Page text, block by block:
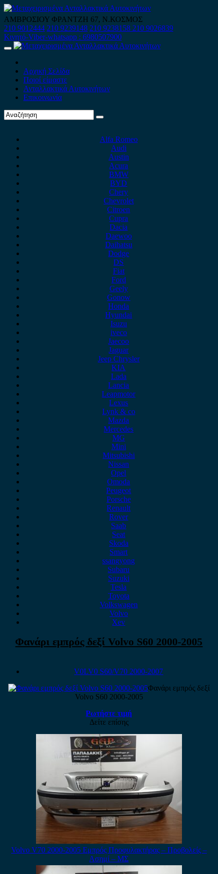
Skip
to
content
ΑΜΒΡΟΣΙΟΥ ΦΡΑΝΤΖΗ 67, Ν.ΚΟΣΜΟΣ
210 9012444 210 9239148 210 9238158 210 9026839
Κινητό-Viber-whatsapp : 6980507900
Primary
Αρχική Σελίδα
Ποιοί είμαστε
Ανταλλακτικά Αυτοκινήτων
Επικοινωνία
Alfa Romeo
Audi
Austin
Acura
BMW
BYD
Chery
Chevrolet
Citroen
Cupra
Dacia
Daewoo
Daihatsu
Dodge
DS
Fiat
Ford
Geely
Gonow
Honda
Hyundai
Isuzu
iveco
Jaecoo
Jaguar
Jeep Chrysler
KIA
Lada
Lancia
Leapmotor
Lexus
Lynk & co
Mazda
Mercedes
MG
Mini
Mitsubishi
Nissan
Opel
Omoda
Peugeot
Porsche
Renault
Rover
Saab
Seat
Skoda
Smart
ssangyong
Subaru
Suzuki
Tesla
Toyota
Volkswagen
Volvo
Xev
Φανάρι εμπρός δεξί Volvo S60 2000-2005
V0LV0 S60/V70 2000-2007
Φανάρι εμπρός δεξί
Volvo S60 2000-2005
Ρωτήστε τιμή
Δείτε επίσης
Volvo V70 2000-2005 Εμπρός Προφυλακτήρας – Προβολείς –
Ασημί – ΜΣ